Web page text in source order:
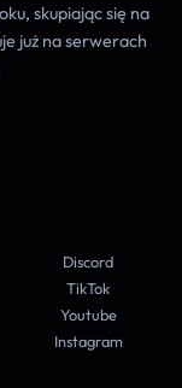
skupiając się na
już na serwerach
Discord
TikTok
Youtube
Instagram